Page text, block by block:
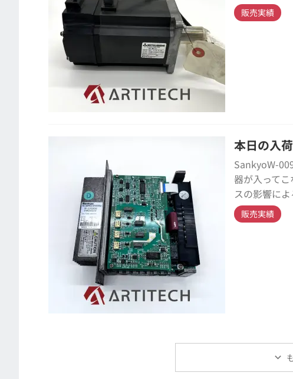
販売実績
本日の入
SankyoW-
器が入って
スの影響に
販売実績